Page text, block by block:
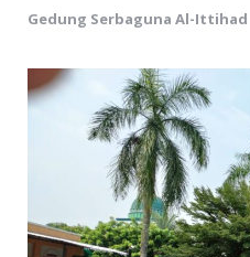
Gedung Serbaguna Al-Ittihad